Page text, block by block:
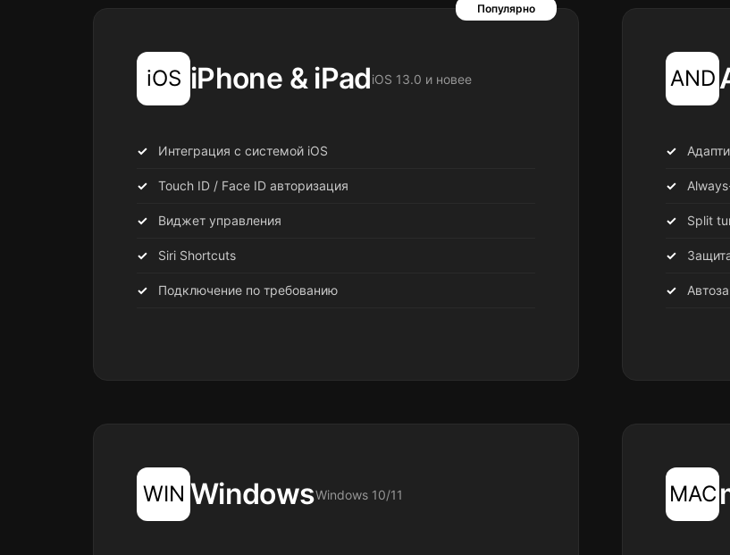
Популярно
iOS iPhone & iPadiOS 13.0 и новее
Интеграция с системой iOS
Touch ID / Face ID авторизация
Виджет управления
Siri Shortcuts
Подключение по требованию
AND
Split
WIN WindowsWindows 10/11 MAC